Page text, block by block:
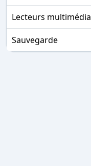
Lecteurs multimédia
Sauvegarde